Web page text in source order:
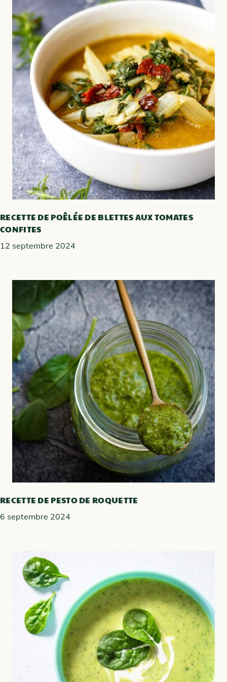
RECETTE DE POÊLÉE DE BLETTES AUX TOMATES
CONFITES
12 septembre 2024
RECETTE DE PESTO DE ROQUETTE
6 septembre 2024